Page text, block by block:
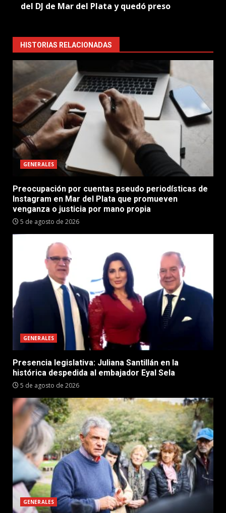
del DJ de Mar del Plata y quedó preso
HISTORIAS RELACIONADAS
GENERALES
Preocupación por cuentas pseudo periodísticas de
Instagram en Mar del Plata que promueven
venganza o justicia por mano propia
5 de agosto de 2026
GENERALES
Presencia legislativa: Juliana Santillán en la
histórica despedida al embajador Eyal Sela
5 de agosto de 2026
GENERALES